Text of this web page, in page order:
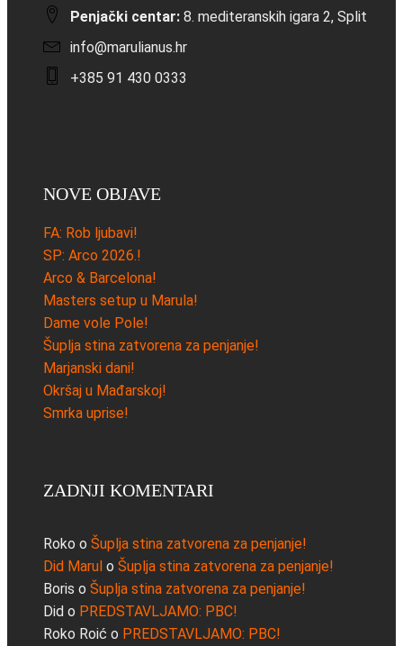
Penjački centar: 8. mediteranskih igara 2, Split
info@marulianus.hr
+385 91 430 0333
NOVE OBJAVE
FA: Rob ljubavi!
SP: Arco 2026.!
Arco & Barcelona!
Masters setup u Marula!
Dame vole Pole!
Šuplja stina zatvorena za penjanje!
Marjanski dani!
Okršaj u Mađarskoj!
Smrka uprise!
ZADNJI KOMENTARI
Roko o Šuplja stina zatvorena za penjanje!
Did Marul o Šuplja stina zatvorena za penjanje!
Boris o Šuplja stina zatvorena za penjanje!
Did o PREDSTAVLJAMO: PBC!
Roko Roić o PREDSTAVLJAMO: PBC!